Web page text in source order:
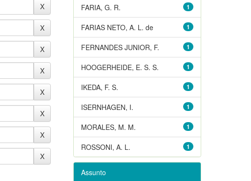
1
FARIA, G. R.
1
FARIAS NETO, A. L. de
1
FERNANDES JUNIOR, F.
1
HOOGERHEIDE, E. S. S.
1
IKEDA, F. S.
1
ISERNHAGEN, I.
1
MORALES, M. M.
1
ROSSONI, A. L.
Assunto